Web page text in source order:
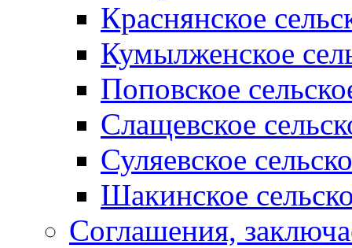
Краснянское
Кумылженское
Поповское
Слащевское
Суляевское
Шакинское
Соглашения,